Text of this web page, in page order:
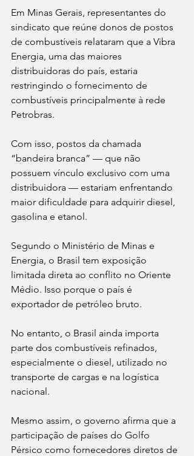
Em Minas Gerais, representantes do
sindicato que reúne donos de postos
de combustíveis relataram que a Vibra
Energia, uma das maiores
distribuidoras do país, estaria
restringindo o fornecimento de
combustíveis principalmente à rede
Petrobras.
Com isso, postos da chamada
“bandeira branca” — que não
possuem vínculo exclusivo com uma
distribuidora — estariam enfrentando
maior dificuldade para adquirir diesel,
gasolina e etanol.
Segundo o Ministério de Minas e
Energia, o Brasil tem exposição
limitada direta ao conflito no Oriente
Médio. Isso porque o país é
exportador de petróleo bruto.
No entanto, o Brasil ainda importa
parte dos combustíveis refinados,
especialmente o diesel, utilizado no
transporte de cargas e na logística
nacional.
Mesmo assim, o governo afirma que a
participação de países do Golfo
Pérsico como fornecedores diretos de